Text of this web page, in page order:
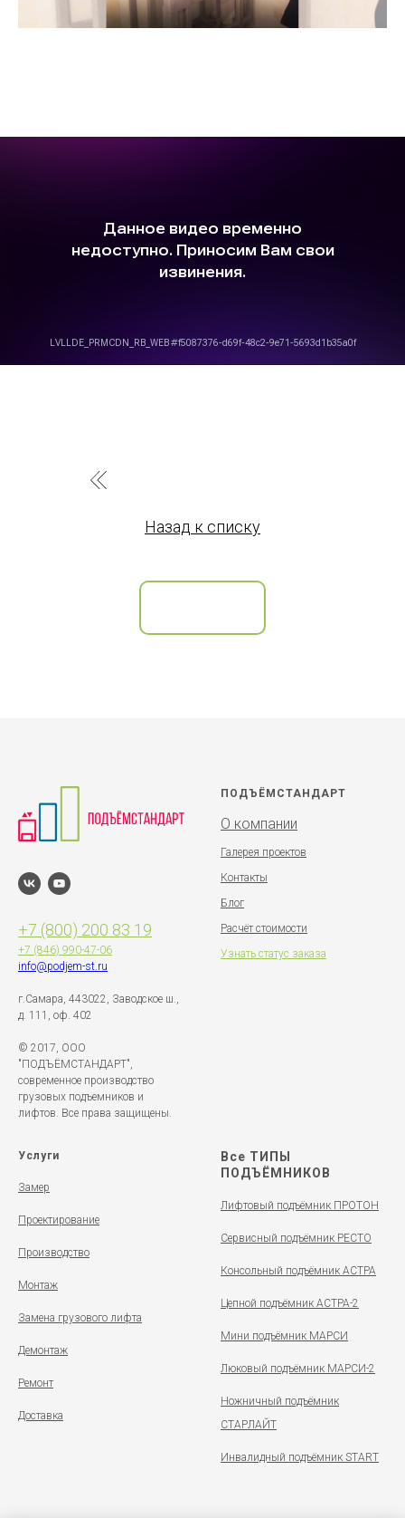
Назад к списку
+7 (800) 200 83 19
+7 (846) 990-47-06
info@podjem-st.ru
г.Самара, 443022, Заводское ш.,
д. 111, оф. 402
© 2017, ООО
"ПОДЪЁМСТАНДАРТ",
современное производство
грузовых подъемников и
лифтов. Все права защищены.
ПОДЪЁМСТАНДАРТ
О компании
Галерея проектов
Контакты
Блог
Расчёт стоимости
Узнать статус заказа
Услуги
Замер
Проектирование
Производство
Монтаж
Замена грузового лифта
Демонтаж
Ремонт
Доставка
Все ТИПЫ
ПОДЪЁМНИКОВ
Лифтовый подъёмник ПРОТОН
Сервисный подъёмник РЕСТО
Консольный подъёмник АСТРА
Цепной подъёмник АСТРА-2
Мини подъёмник МАРСИ
Люковый подъёмник МАРСИ-2
Ножничный подъёмник
СТАРЛАЙТ
Инвалидный подъёмник START